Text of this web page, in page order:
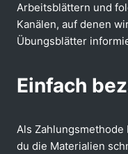
Arbeitsblättern und
Kanälen, auf denen
Übungsblätter
Einfach
Als Zahlungsmethode
du die Materialien